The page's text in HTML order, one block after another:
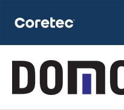
TIPY
Zprávy